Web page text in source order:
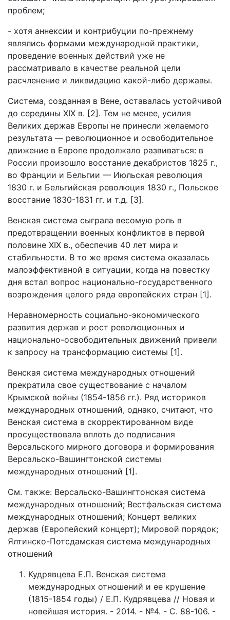
проблем;
- хотя аннексии и контрибуции по-прежнему
являлись формами международной практики,
проведение военных действий уже не
рассматривало в качестве реальной цели
расчленение и ликвидацию какой-либо державы.
Система, созданная в Вене, оставалась устойчивой
до середины XIX в. [2]. Тем не менее, усилия
Великих держав Европы не принесли желаемого
результата — революционное и освободительное
движение в Европе продолжало развиваться: в
России произошло восстание декабристов 1825 г.,
во Франции и Бельгии — Июльская революция
1830 г. и Бельгийская революция 1830 г., Польское
восстание 1830-1831 гг. и т.д. [3].
Венская система сыграла весомую роль в
предотвращении военных конфликтов в первой
половине XIX в., обеспечив 40 лет мира и
стабильности. В то же время система оказалась
малоэффективной в ситуации, когда на повестку
дня встал вопрос национально-государственного
возрождения целого ряда европейских стран [1].
Неравномерность социально-экономического
развития держав и рост революционных и
национально-освободительных движений привели
к запросу на трансформацию системы [1].
Венская система международных отношений
прекратила свое существование с началом
Крымской войны (1854-1856 гг.). Ряд историков
международных отношений, однако, считают, что
Венская система в скорректированном виде
просуществовала вплоть до подписания
Версальского мирного договора и формирования
Версальско-Вашингтонской системы
международных отношений [1].
См. также: Версальско-Вашингтонская система
международных отношений; Вестфальская система
международных отношений; Концерт великих
держав (Европейский концерт); Мировой порядок;
Ялтинско-Потсдамская система международных
отношений
Кудрявцева Е.П. Венская система
международных отношений и ее крушение
(1815-1854 годы) / Е.П. Кудрявцева // Новая и
новейшая история. - 2014. - №4. - С. 88-106. -